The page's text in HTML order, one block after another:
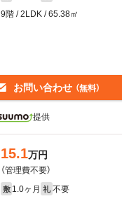
9階 / 2LDK / 65.38㎡
お問い合わせ （無料）
提供
15.1万円
（管理費不要）
敷 1.0ヶ月 礼 不要